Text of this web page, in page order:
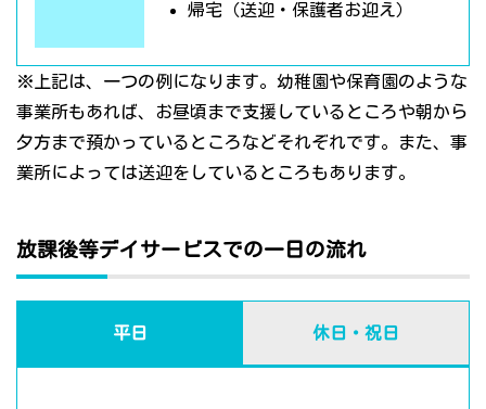
帰宅（送迎・保護者お迎え）
※上記は、一つの例になります。幼稚園や保育園のような
事業所もあれば、お昼頃まで支援しているところや朝から
夕方まで預かっているところなどそれぞれです。また、事
業所によっては送迎をしているところもあります。
放課後等デイサービスでの一日の流れ
平日 休日・祝日